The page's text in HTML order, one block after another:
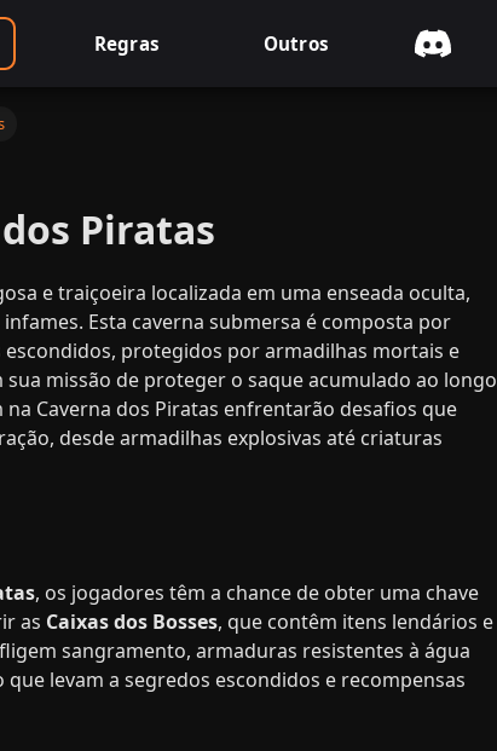
Regras Outros
Piratas
e traiçoeira localizada em uma enseada oculta,
Esta caverna submersa é composta por
protegidos por armadilhas mortais e
missão de proteger o saque acumulado ao longo
Caverna dos Piratas enfrentarão desafios que
desde armadilhas explosivas até criaturas
, os jogadores têm a chance de obter uma chave
as Caixas dos Bosses, que contêm itens lendários e
sangramento, armaduras resistentes à água
levam a segredos escondidos e recompensas